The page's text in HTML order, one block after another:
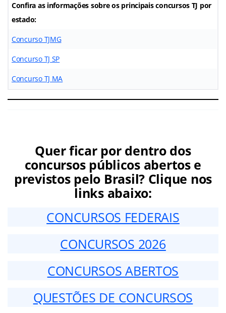
Confira as informações sobre os principais concursos TJ por
estado:
Concurso TJMG
Concurso TJ SP
Concurso TJ MA
Quer ficar por dentro dos
concursos públicos abertos e
previstos pelo Brasil? Clique nos
links abaixo:
CONCURSOS FEDERAIS
CONCURSOS 2026
CONCURSOS ABERTOS
QUESTÕES DE CONCURSOS